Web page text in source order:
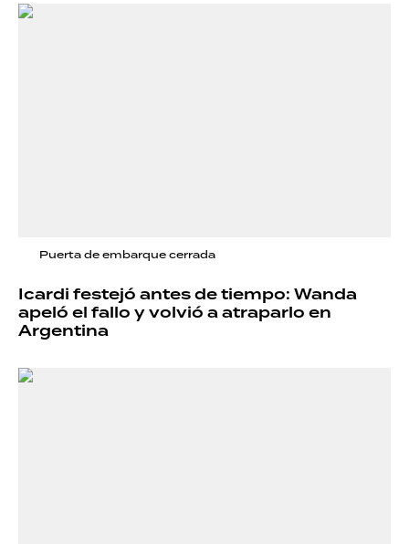
Puerta de embarque cerrada
Icardi festejó antes de tiempo: Wanda
apeló el fallo y volvió a atraparlo en
Argentina